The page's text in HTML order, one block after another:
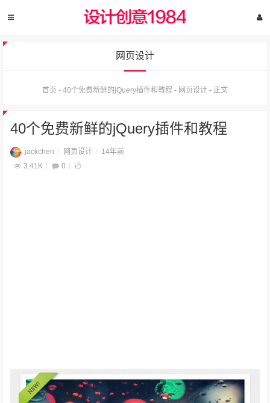
网页设计
首页 - 40个免费新鲜的jQuery插件和教程 - 网页设计 - 正文
40个免费新鲜的jQuery插件和教程
jackchen 网页设计
14年前
3.41K
0